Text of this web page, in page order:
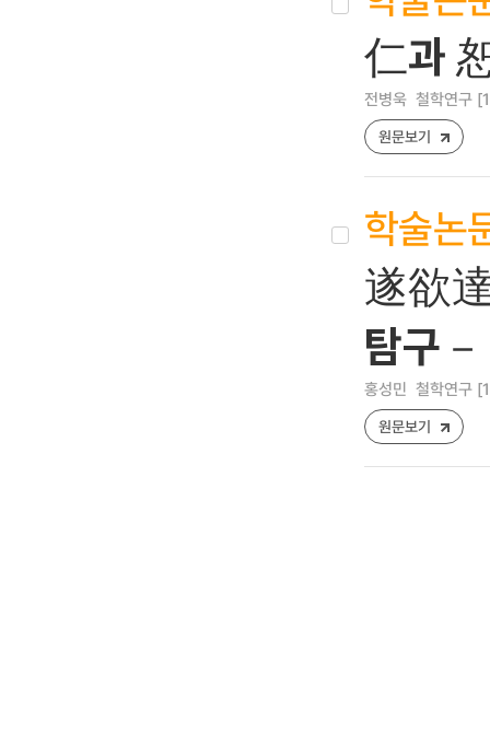
仁과
전병욱 철학연구
원문보기
학술논
遂欲
탐구－
홍성민 철학연구
원문보기